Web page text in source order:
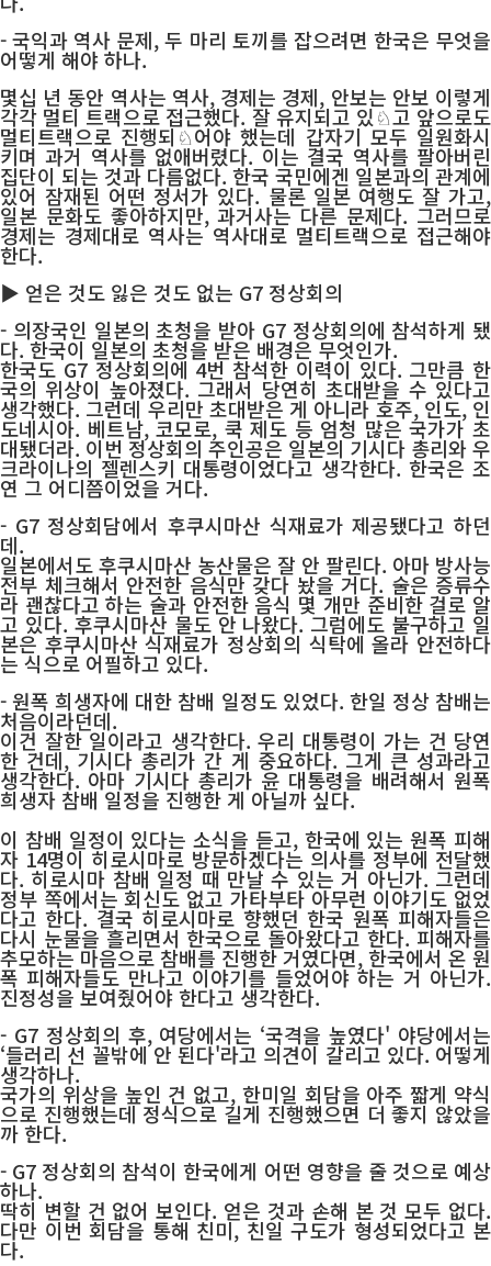
- 국익과 역사 문제, 두 마리 토끼를 잡으려면 한국은 무엇을
어떻게 해야 하나.
몇십 년 동안 역사는 역사, 경제는 경제, 안보는 안보 이렇게
각각 멀티 트랙으로 접근했다. 잘 유지되고 있♘고 앞으로도
멀티트랙으로 진행되♘어야 했는데 갑자기 모두 일원화시
키며 과거 역사를 없애버렸다. 이는 결국 역사를 팔아버린
집단이 되는 것과 다름없다. 한국 국민에겐 일본과의 관계에
있어 잠재된 어떤 정서가 있다. 물론 일본 여행도 잘 가고,
일본 문화도 좋아하지만, 과거사는 다른 문제다. 그러므로
경제는 경제대로 역사는 역사대로 멀티트랙으로 접근해야
한다.
▶ 얻은 것도 잃은 것도 없는 G7 정상회의
- 의장국인 일본의 초청을 받아 G7 정상회의에 참석하게 됐
다. 한국이 일본의 초청을 받은 배경은 무엇인가.
한국도 G7 정상회의에 4번 참석한 이력이 있다. 그만큼 한
국의 위상이 높아졌다. 그래서 당연히 초대받을 수 있다고
생각했다. 그런데 우리만 초대받은 게 아니라 호주, 인도, 인
도네시아. 베트남, 코모로, 쿡 제도 등 엄청 많은 국가가 초
대됐더라. 이번 정상회의 주인공은 일본의 기시다 총리와 우
크라이나의 젤렌스키 대통령이었다고 생각한다. 한국은 조
연 그 어디쯤이었을 거다.
- G7 정상회담에서 후쿠시마산 식재료가 제공됐다고 하던
데.
일본에서도후쿠시마산 농산물은 잘 안 팔린다. 아마 방사능
전부 체크해서 안전한 음식만 갖다 놨을 거다. 술은 증류수
라 괜찮다고 하는 술과 안전한 음식 몇 개만 준비한 걸로 알
고 있다. 후쿠시마산 물도 안 나왔다. 그럼에도 불구하고 일
본은 후쿠시마산 식재료가 정상회의 식탁에 올라 안전하다
는 식으로 어필하고 있다.
- 원폭 희생자에 대한 참배 일정도 있었다. 한일 정상 참배는
처음이라던데.
이건 잘한 일이라고 생각한다. 우리 대통령이 가는 건 당연
한 건데, 기시다 총리가 간 게 중요하다. 그게 큰 성과라고
생각한다. 아마 기시다 총리가 윤 대통령을 배려해서 원폭
희생자 참배 일정을 진행한 게 아닐까 싶다.
이 참배 일정이 있다는 소식을 듣고, 한국에 있는 원폭 피해
자 14명이 히로시마로 방문하겠다는 의사를 정부에 전달했
다. 히로시마 참배 일정 때 만날 수 있는 거 아닌가. 그런데
정부 쪽에서는 회신도 없고 가타부타 아무런 이야기도 없었
다고 한다. 결국 히로시마로 향했던 한국 원폭 피해자들은
다시 눈물을 흘리면서 한국으로 돌아왔다고 한다. 피해자를
추모하는 마음으로 참배를 진행한 거였다면, 한국에서 온 원
폭 피해자들도 만나고 이야기를 들었어야 하는 거 아닌가.
진정성을 보여줬어야 한다고 생각한다.
- G7 정상회의 후, 여당에서는 ‘국격을 높였다' 야당에서는
‘들러리 선 꼴밖에 안 된다'라고 의견이 갈리고 있다. 어떻게
생각하나.
국가의 위상을 높인 건 없고, 한미일 회담을 아주 짧게 약식
으로 진행했는데 정식으로 길게 진행했으면 더 좋지 않았을
까 한다.
- G7 정상회의 참석이 한국에게 어떤 영향을 줄 것으로 예상
하나.
딱히 변할 건 없어 보인다. 얻은 것과 손해 본 것 모두 없다.
다만 이번 회담을 통해 친미, 친일 구도가 형성되었다고 본
다.